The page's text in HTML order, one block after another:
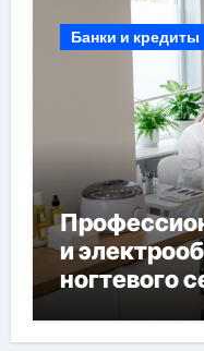
Банки и кредиты
и
ногтевого
депиляции